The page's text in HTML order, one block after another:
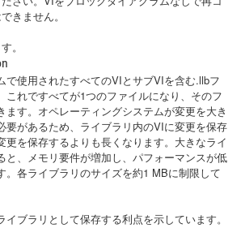
きません。
。
で使用されたすべてのVIとサブVIを含む.llbフ
これですべてが1つのファイルになり、そのフ
ます。オペレーティングシステムが変更を大き
要があるため、ライブラリ内のVIに変更を保存
更を保存するよりも長くなります。大きなライ
と、メモリ要件が増加し、パフォーマンスが低
。各ライブラリのサイズを約1 MBに制限して
ブラリとして保存する利点を示しています。